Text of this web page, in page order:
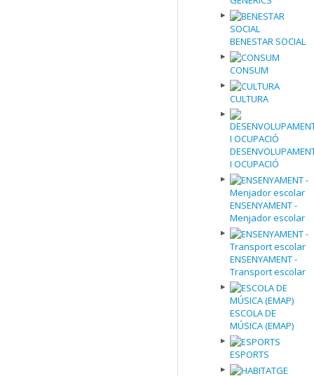
BENESTAR SOCIAL
CONSUM
CULTURA
I OCUPACIÓ
ENSENYAMENT -
Menjador escolar
ENSENYAMENT -
Transport escolar
ESCOLA DE
MÚSICA (EMAP)
ESPORTS